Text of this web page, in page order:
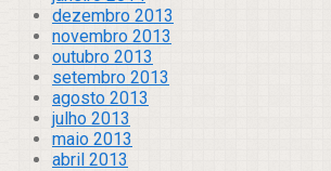
dezembro 2013
novembro 2013
outubro 2013
setembro 2013
agosto 2013
julho 2013
maio 2013
abril 2013